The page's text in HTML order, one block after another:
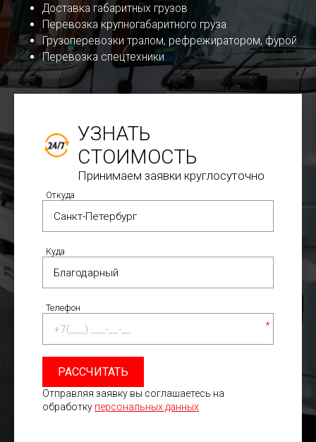
Доставка габаритных грузов
Перевозка крупногабаритного груза
Грузоперевозки тралом, рефрежиратором, фурой
Перевозка спецтехники
УЗНАТЬ
СТОИМОСТЬ
Принимаем заявки круглосуточно
Откуда
Куда
Телефон
*
РАССЧИТАТЬ
Отправляя заявку вы соглашаетесь на
обработку персональных данных